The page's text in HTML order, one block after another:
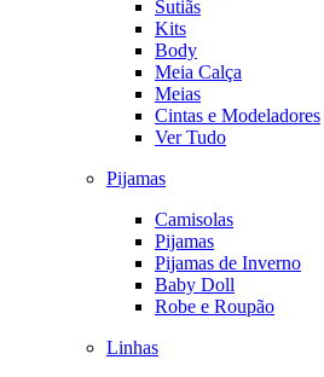
Sutiãs
Kits
Body
Meia Calça
Meias
Cintas e Modeladores
Ver Tudo
Pijamas
Camisolas
Pijamas
Pijamas de Inverno
Baby Doll
Robe e Roupão
Linhas